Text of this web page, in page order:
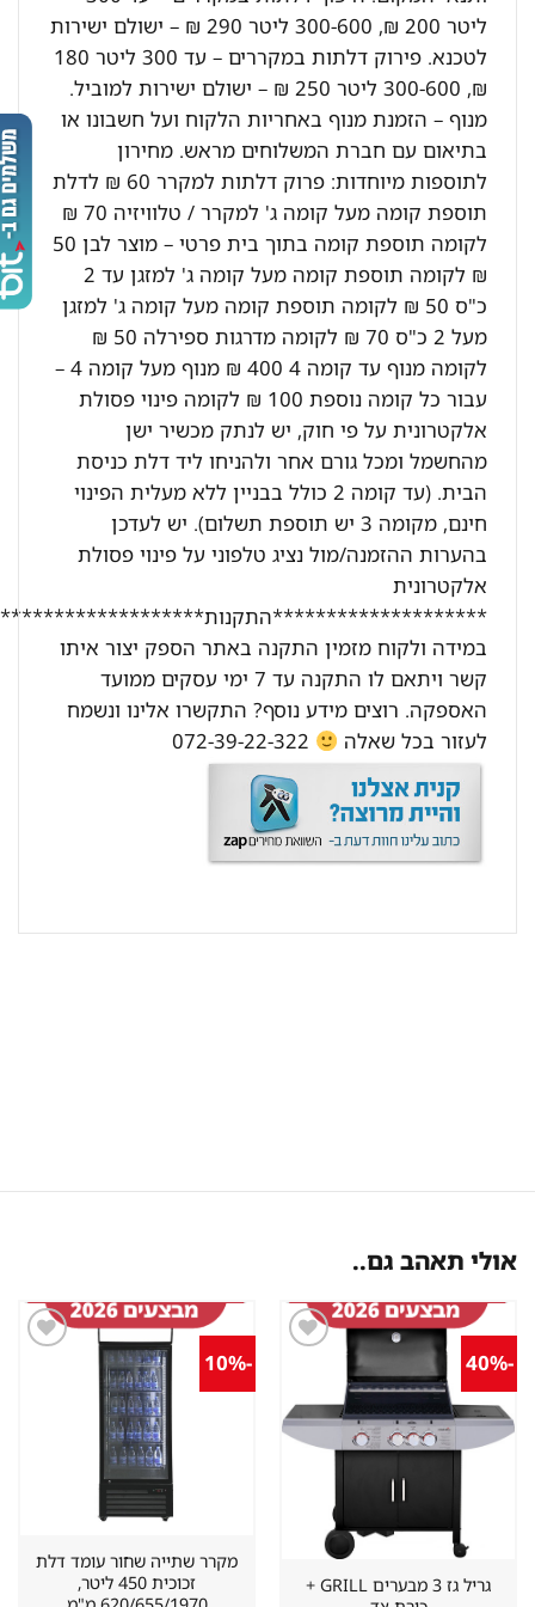
ליטר 200 ₪, 300-600 ליטר 290 ₪ – ישולם ישירות
לטכנא. פירוק דלתות במקררים – עד 300 ליטר 180
₪, 300-600 ליטר 250 ₪ – ישולם ישירות למוביל.
מנוף – הזמנת מנוף באחריות הלקוח ועל חשבונו או
בתיאום עם חברת המשלוחים מראש. מחירון
לתוספות מיוחדות: פרוק דלתות למקרר 60 ₪ לדלת
תוספת קומה מעל קומה ג' למקרר / טלוויזיה 70 ₪
לקומה תוספת קומה בתוך בית פרטי – מוצר לבן 50
₪ לקומה תוספת קומה מעל קומה ג' למזגן עד 2
כ"ס 50 ₪ לקומה תוספת קומה מעל קומה ג' למזגן
מעל 2 כ"ס 70 ₪ לקומה מדרגות ספירלה 50 ₪
לקומה מנוף עד קומה 4 400 ₪ מנוף מעל קומה 4 –
עבור כל קומה נוספת 100 ₪ לקומה פינוי פסולת
אלקטרונית על פי חוק, יש לנתק מכשיר ישן
מהחשמל ומכל גורם אחר ולהניחו ליד דלת כניסת
הבית. (עד קומה 2 כולל בבניין ללא מעלית הפינוי
חינם, מקומה 3 יש תוספת תשלום). יש לעדכן
בהערות ההזמנה/מול נציג טלפוני על פינוי פסולת
אלקטרונית
********************התקנות********************:
במידה ולקוח מזמין התקנה באתר הספק יצור איתו
קשר ויתאם לו התקנה עד 7 ימי עסקים ממועד
האספקה. רוצים מידע נוסף? התקשרו אלינו ונשמח
לעזור בכל שאלה
072-39-22-322
אולי תאהב גם..
במועדפים
גריל גז 3 מבערים GRILL +
מקרר שתייה שחור עומד דלת
זכוכית 450 ליטר,